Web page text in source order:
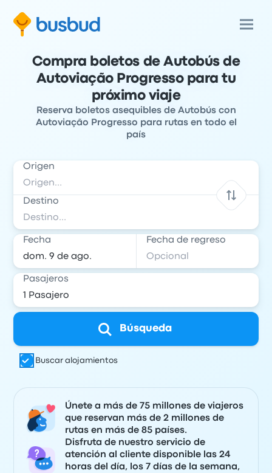
Compra boletos de Autobús de
Autoviação Progresso para tu
próximo viaje
Reserva boletos asequibles de Autobús con
Autoviação Progresso para rutas en todo el
país
Origen
Destino
Fecha Fecha de regreso
Pasajeros
Búsqueda
Buscar alojamientos
Únete a más de 75 millones de viajeros
que reservan más de 2 millones de
rutas en más de 85 países.
Disfruta de nuestro servicio de
atención al cliente disponible las 24
horas del día, los 7 días de la semana,